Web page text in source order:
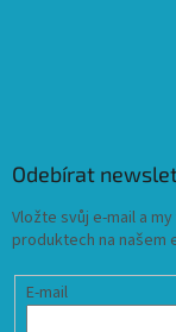
Odebírat
Vložte svůj e-mail a
produktech na našem
E-mail